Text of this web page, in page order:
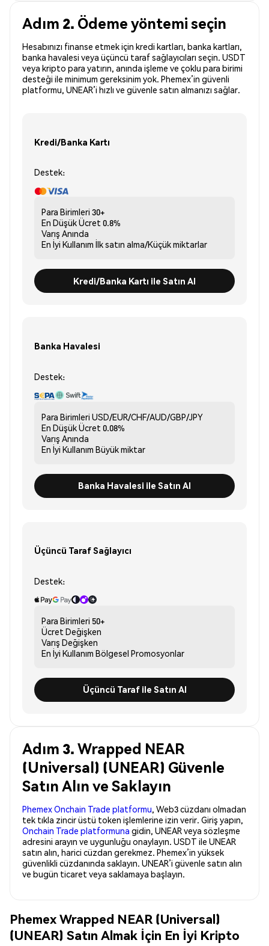
Adım 2. Ödeme yöntemi seçin
Hesabınızı finanse etmek için kredi kartları, banka kartları,
banka havalesi veya üçüncü taraf sağlayıcıları seçin. USDT
veya kripto para yatırın, anında işleme ve çoklu para birimi
desteği ile minimum gereksinim yok. Phemex’in güvenli
platformu, UNEAR’i hızlı ve güvenle satın almanızı sağlar.
Kredi/Banka Kartı
Destek:
Para Birimleri 30+
En Düşük Ücret 0.8%
Varış Anında
En İyi Kullanım İlk satın alma/Küçük miktarlar
Kredi/Banka Kartı ile Satın Al
Banka Havalesi
Destek:
Para Birimleri USD/EUR/CHF/AUD/GBP/JPY
En Düşük Ücret 0.08%
Varış Anında
En İyi Kullanım Büyük miktar
Banka Havalesi ile Satın Al
Üçüncü Taraf Sağlayıcı
Destek:
Para Birimleri 50+
Ücret Değişken
Varış Değişken
En İyi Kullanım Bölgesel Promosyonlar
Üçüncü Taraf ile Satın Al
Adım 3. Wrapped NEAR
(Universal) (UNEAR) Güvenle
Satın Alın ve Saklayın
Phemex Onchain Trade platformu, Web3 cüzdanı olmadan
tek tıkla zincir üstü token işlemlerine izin verir. Giriş yapın,
Onchain Trade platformuna gidin, UNEAR veya sözleşme
adresini arayın ve uygunluğu onaylayın. USDT ile UNEAR
satın alın, harici cüzdan gerekmez. Phemex’in yüksek
güvenlikli cüzdanında saklayın. UNEAR’i güvenle satın alın
ve bugün ticaret veya saklamaya başlayın.
Phemex Wrapped NEAR (Universal)
(UNEAR) Satın Almak İçin En İyi Kripto